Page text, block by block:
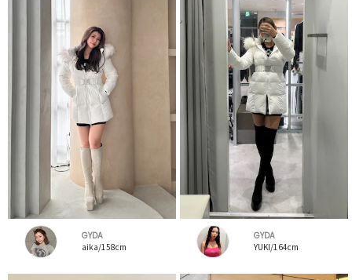
GYDA
aika/158cm
GYDA
YUKI/164cm